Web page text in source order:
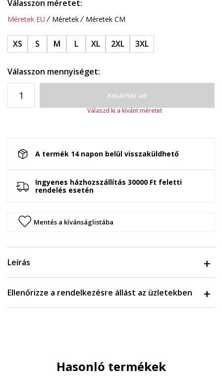
Válasszon méretet:
Méretek EU Méretek Méretek CM
XS S M L XL 2XL 3XL
Válasszon mennyiséget:
Kosárhoz ad
Válaszd ki a kívánt méretet
A termék 14 napon belül visszaküldhető
Ingyenes házhozszállítás 30000 Ft feletti
rendelés esetén
Mentés a kívánságlistába
Leírás
Ellenőrizze a rendelkezésre állást az üzletekben
Hasonló termékek